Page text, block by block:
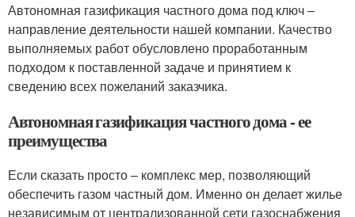
Автономная газификация частного дома под ключ –
направление деятельности нашей компании. Качество
выполняемых работ обусловлено проработанным
подходом к поставленной задаче и принятием к
сведению всех пожеланий заказчика.
Автономная газификация частного дома - ее
преимущества
Если сказать просто – комплекс мер, позволяющий
обеспечить газом частный дом. Именно он делает жилье
независимым от централизованной сети газоснабжения